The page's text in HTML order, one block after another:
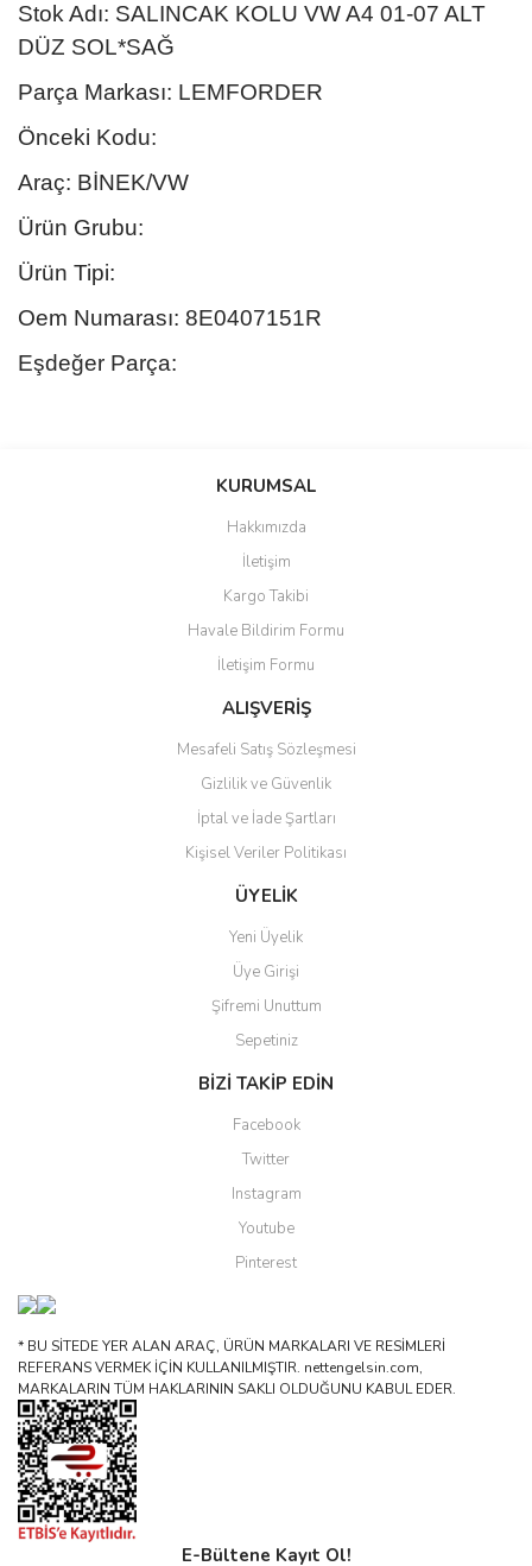
Stok Adı: SALINCAK KOLU VW A4 01-07 ALT
DÜZ SOL*SAĞ
Parça Markası: LEMFORDER
Önceki Kodu:
Araç: BİNEK/VW
Ürün Grubu:
Ürün Tipi:
Oem Numarası: 8E0407151R
Eşdeğer Parça:
Bu ürüne ilk yorumu siz yapın!
Yorum Yaz
Ürün resmi kalitesiz, bozuk veya görüntülenemiyor.
Ürün açıklamasında eksik bilgiler bulunuyor.
Ürün bilgilerinde hatalar bulunuyor.
Ürün fiyatı diğer sitelerden daha pahalı.
Bu ürüne benzer farklı alternatifler olmalı.
Gönder
KURUMSAL
Hakkımızda
İletişim
Kargo Takibi
Havale Bildirim Formu
İletişim Formu
ALIŞVERİŞ
Mesafeli Satış Sözleşmesi
Gizlilik ve Güvenlik
İptal ve İade Şartları
Kişisel Veriler Politikası
ÜYELİK
Yeni Üyelik
Üye Girişi
Şifremi Unuttum
Sepetiniz
BİZİ TAKİP EDİN
Facebook
Twitter
Instagram
Youtube
Pinterest
* BU SİTEDE YER ALAN ARAÇ, ÜRÜN MARKALARI VE RESİMLERİ
REFERANS VERMEK İÇİN KULLANILMIŞTIR. nettengelsin.com,
MARKALARIN TÜM HAKLARININ SAKLI OLDUĞUNU KABUL EDER.
E-Bültene Kayıt Ol!